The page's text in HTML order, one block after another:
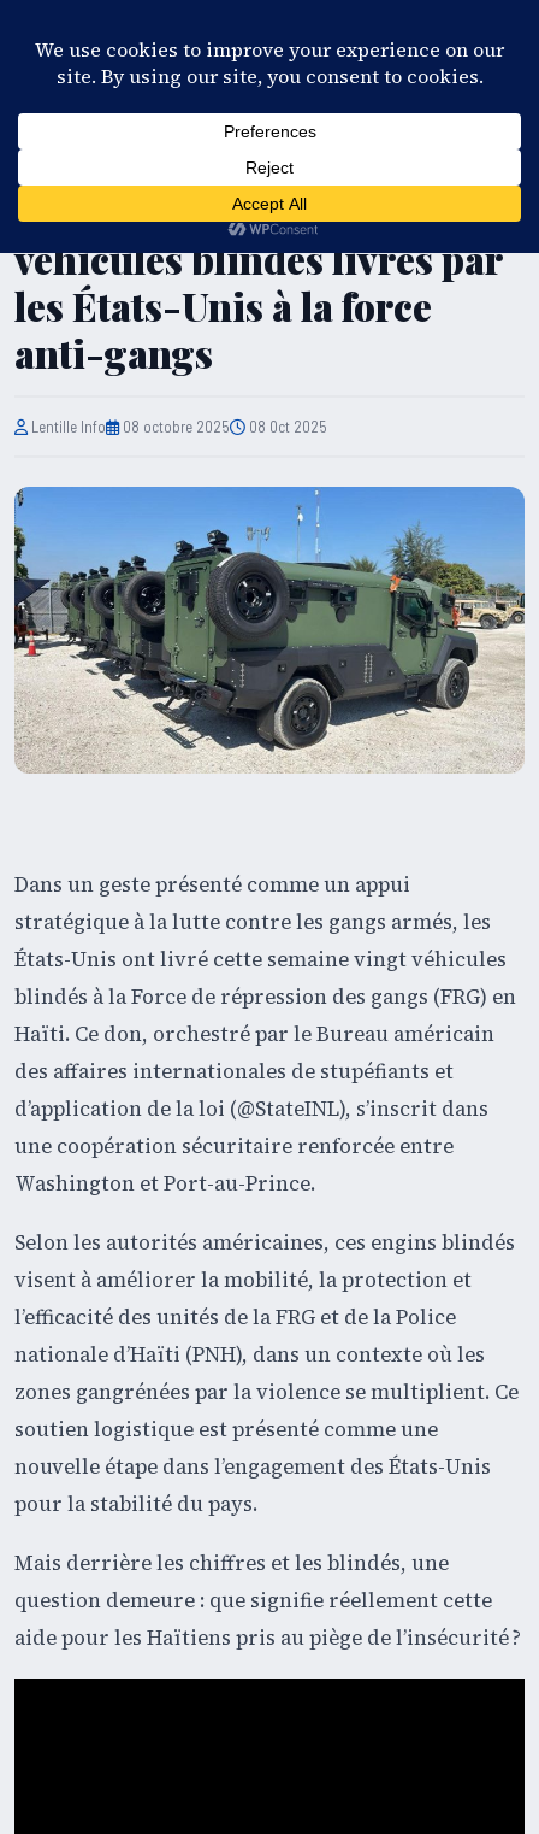
Haïti – Sécurité : 20
véhicules blindés livrés par
les États-Unis à la force
anti-gangs
Lentille Info 08 octobre 2025 08 Oct 2025
Dans un geste présenté comme un appui
stratégique à la lutte contre les gangs armés, les
États-Unis ont livré cette semaine vingt véhicules
blindés à la Force de répression des gangs (FRG) en
Haïti. Ce don, orchestré par le Bureau américain
des affaires internationales de stupéfiants et
d’application de la loi (@StateINL), s’inscrit dans
une coopération sécuritaire renforcée entre
Washington et Port-au-Prince.
Selon les autorités américaines, ces engins blindés
visent à améliorer la mobilité, la protection et
l’efficacité des unités de la FRG et de la Police
nationale d’Haïti (PNH), dans un contexte où les
zones gangrénées par la violence se multiplient. Ce
soutien logistique est présenté comme une
nouvelle étape dans l’engagement des États-Unis
pour la stabilité du pays.
Mais derrière les chiffres et les blindés, une
question demeure : que signifie réellement cette
aide pour les Haïtiens pris au piège de l’insécurité ?